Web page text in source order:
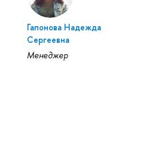
Гапонова Надежда
Сергеевна
Менеджер